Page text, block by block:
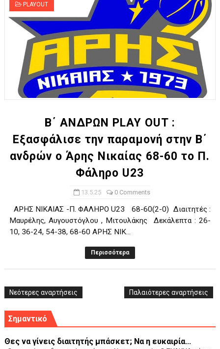
PLAYOUT
Β΄ ΑΝΔΡΩΝ PLAY OUT :
Εξασφάλισε την παραμονή στην Β΄
ανδρών ο Άρης Νικαίας 68-60 το Π.
Φάληρο U23
13.5.25 0 Comments
ΑΡΗΣ ΝΙΚΑΙΑΣ -Π. ΦΑΛΗΡΟ U23 68-60(2-0) Διαιτητές :
Μαυρέλης, Αυγουστόγλου , Μιτουλάκης Δεκάλεπτα : 26-
10, 36-24, 54-38, 68-60 ΑΡΗΣ ΝΙΚ...
Περισσότερα
Νεότερες αναρτήσεις Παλαιότερες αναρτήσεις
Σημαντικό
Θες να γίνεις διαιτητής μπάσκετ; Να η ευκαιρία...